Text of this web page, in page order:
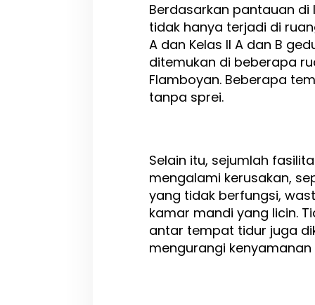
Berdasarkan pantauan
tidak hanya terjadi di
A dan Kelas II A dan B
ditemukan di beberapa
Flamboyan. Beberapa
tanpa sprei.
Selain itu, sejumlah
mengalami kerusakan,
yang tidak berfungsi,
kamar mandi yang licin.
antar tempat tidur juga
mengurangi